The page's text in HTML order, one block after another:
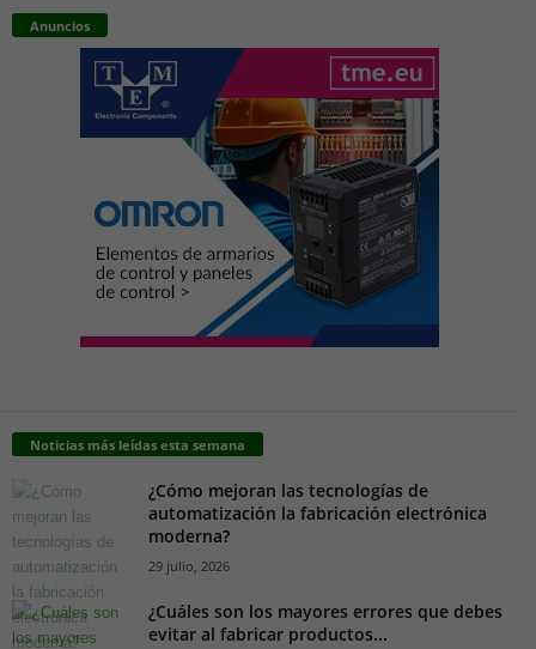
Anuncios
Noticias más leídas esta semana
¿Cómo mejoran las tecnologías de
automatización la fabricación electrónica
moderna?
29 julio, 2026
¿Cuáles son los mayores errores que debes
evitar al fabricar productos...